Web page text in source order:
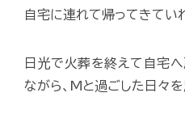
自宅に連れて帰ってきてい
日光で火葬を終えて自宅
ながら、Mと過ごした日々